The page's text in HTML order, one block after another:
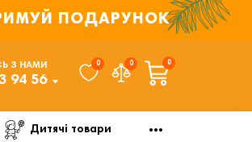
ПОДАРУНОК
З НАМИ
94 56
0 0 0
Дитячі товари